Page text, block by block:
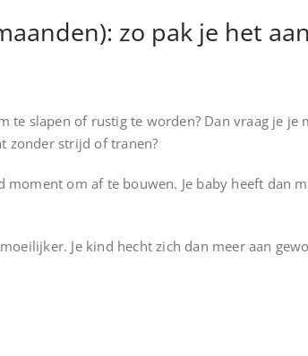
zo pak je het aan
te slapen of rustig te worden? Dan vraag je
zonder strijd of tranen?
moment om af te bouwen. Je baby heeft dan
Je kind hecht zich dan meer aan